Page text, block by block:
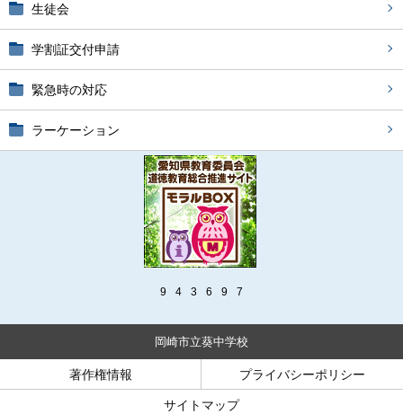
生徒会
学割証交付申請
緊急時の対応
ラーケーション
9 4 3 6 9 7
岡崎市立葵中学校
著作権情報 プライバシーポリシー
サイトマップ